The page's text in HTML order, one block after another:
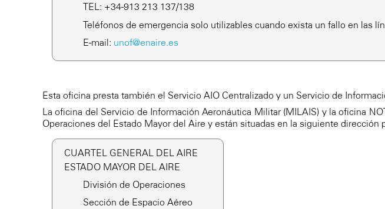
TEL: +34-913 213 137/138
Teléfonos de emergencia solo utilizables cuando exista un fallo en las
E-mail: unof@enaire.es
Esta oficina presta también el Servicio AIO Centralizado y un Servicio de
La oficina del Servicio de Información Aeronáutica Militar (MILAIS) y la oficina
Operaciones del Estado Mayor del Aire y están situadas en la siguiente dirección
CUARTEL GENERAL DEL AIRE
ESTADO MAYOR DEL AIRE
División de Operaciones
Sección de Espacio Aéreo